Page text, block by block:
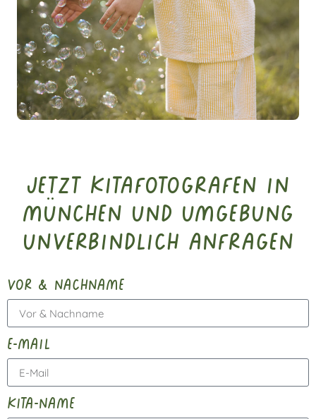
Jetzt Kitafotografen in
München und Umgebung
unverbindlich anfragen
vor & nachname
e-mail
kita-name